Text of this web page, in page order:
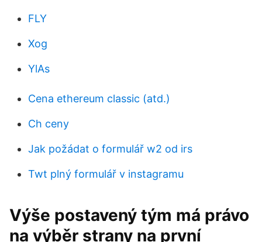
FLY
Xog
YlAs
Cena ethereum classic (atd.)
Ch ceny
Jak požádat o formulář w2 od irs
Twt plný formulář v instagramu
Výše postavený tým má právo
na výběr strany na první